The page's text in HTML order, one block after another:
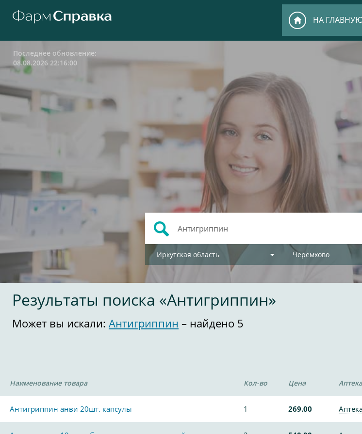
НА
Последнее обновление:
08.08.2026 22:16:00
Иркутская область Черемхово
Результаты поиска «Антигриппин»
Может вы искали: Антигриппин – найдено 5
Наименование товара Кол-во Цена
Антигриппин анви 20шт. капсулы 1 269.00